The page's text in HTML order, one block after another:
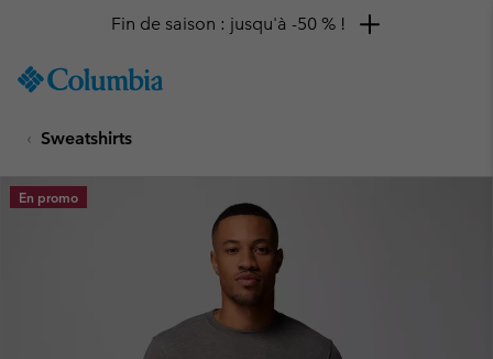
TO
SKIP
MAIN
NAV
Fin de saison : jusqu'à -50 % !
Sweatshirts
En promo